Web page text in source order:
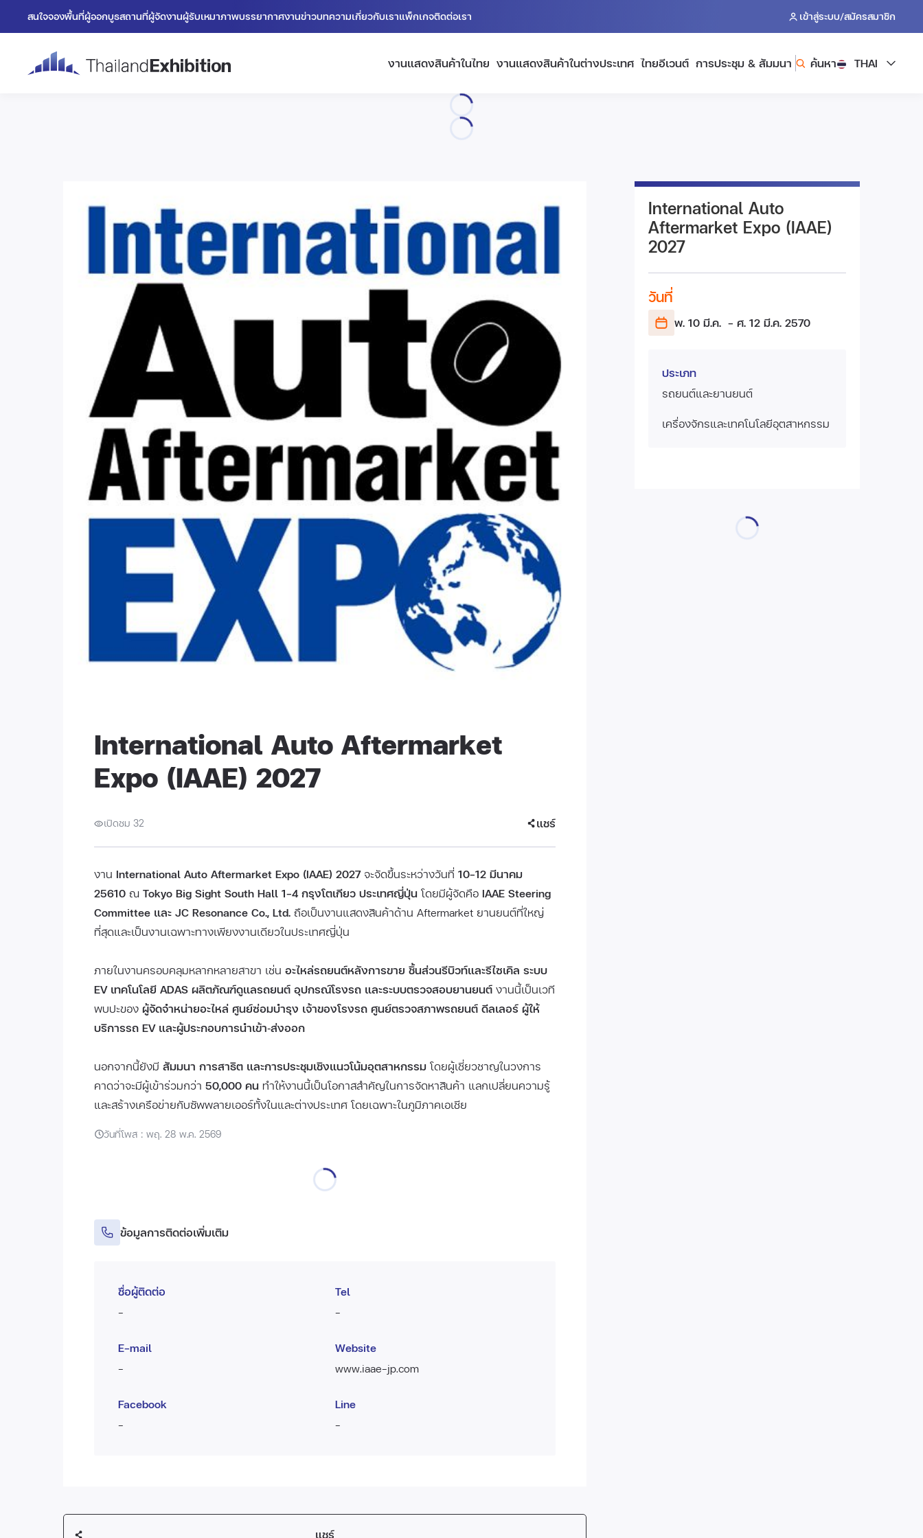
สนใจจองพื้นที่ผู้ออกบูธสถานที่ผู้จัดงานผู้รับเหมาภาพบรรยากาศงานข่าวบทความเกี่ยวกับเราแพ็กเกจติดต่อเรา เข้าสู่ระบบ/สมัครสมาชิก
งานแสดงสินค้าในไทย งานแสดงสินค้าในต่างประเทศ ไทยอีเวนต์ การประชุม & สัมมนา ค้นหา THAI
International Auto
Aftermarket Expo (IAAE)
2027
วันที่
พ. 10 มี.ค. - ศ. 12 มี.ค. 2570
ประเภท
รถยนต์และยานยนต์
เครื่องจักรและเทคโนโลยีอุตสาหกรรม
International Auto Aftermarket
Expo (IAAE) 2027
เปิดชม 32 แชร์
งาน International Auto Aftermarket Expo (IAAE) 2027จะจัดขึ้นระหว่างวันที่ 10–12 มีนาคม
25610 ณ Tokyo Big Sight South Hall 1–4 กรุงโตเกียว ประเทศญี่ปุ่น โดยมีผู้จัดคือ IAAE Steering
Committee และ JC Resonance Co., Ltd. ถือเป็นงานแสดงสินค้าด้าน Aftermarket ยานยนต์ที่ใหญ่
ที่สุดและเป็นงานเฉพาะทางเพียงงานเดียวในประเทศญี่ปุ่น
ภายในงานครอบคลุมหลากหลายสาขา เช่น อะไหล่รถยนต์หลังการขาย ชิ้นส่วนรีบิวท์และรีไซเคิล ระบบ
EV เทคโนโลยี ADAS ผลิตภัณฑ์ดูแลรถยนต์ อุปกรณ์โรงรถ และระบบตรวจสอบยานยนต์ งานนี้เป็นเวที
พบปะของ ผู้จัดจำหน่ายอะไหล่ ศูนย์ซ่อมบำรุง เจ้าของโรงรถ ศูนย์ตรวจสภาพรถยนต์ ดีลเลอร์ ผู้ให้
บริการรถ EV และผู้ประกอบการนำเข้า‑ส่งออก
นอกจากนี้ยังมี สัมมนา การสาธิต และการประชุมเชิงแนวโน้มอุตสาหกรรม โดยผู้เชี่ยวชาญในวงการ
คาดว่าจะมีผู้เข้าร่วมกว่า 50,000 คน ทำให้งานนี้เป็นโอกาสสำคัญในการจัดหาสินค้า แลกเปลี่ยนความรู้
และสร้างเครือข่ายกับซัพพลายเออร์ทั้งในและต่างประเทศ โดยเฉพาะในภูมิภาคเอเชีย
วันที่โพส : พฤ. 28 พ.ค. 2569
ข้อมูลการติดต่อเพิ่มเติม
ชื่อผู้ติดต่อ
-
Tel
-
E-mail
-
Website
www.iaae-jp.com
Facebook
-
Line
-
แชร์